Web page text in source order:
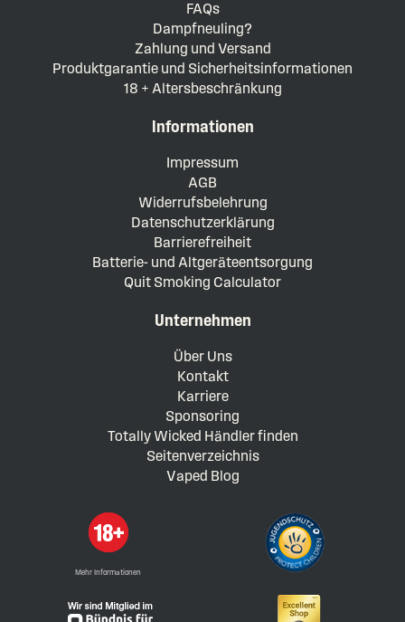
FAQs
Dampfneuling?
Zahlung und Versand
Produktgarantie und Sicherheitsinformationen
18 + Altersbeschränkung
Informationen
Impressum
AGB
Widerrufsbelehrung
Datenschutzerklärung
Barrierefreiheit
Batterie- und Altgeräteentsorgung
Quit Smoking Calculator
Unternehmen
Über Uns
Kontakt
Karriere
Sponsoring
Totally Wicked Händler finden
Seitenverzeichnis
Vaped Blog
Mehr Informationen